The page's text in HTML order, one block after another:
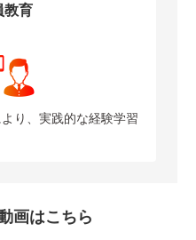
教育
り、実践的な経験学習
画はこちら